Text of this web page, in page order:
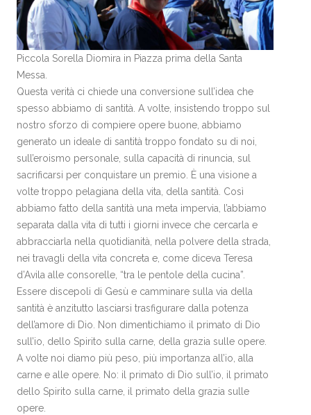
Piccola Sorella Diomira in Piazza prima della Santa
Messa.
Questa verità ci chiede una conversione sull’idea che
spesso abbiamo di santità. A volte, insistendo troppo sul
nostro sforzo di compiere opere buone, abbiamo
generato un ideale di santità troppo fondato su di noi,
sull’eroismo personale, sulla capacità di rinuncia, sul
sacrificarsi per conquistare un premio. È una visione a
volte troppo pelagiana della vita, della santità. Così
abbiamo fatto della santità una meta impervia, l’abbiamo
separata dalla vita di tutti i giorni invece che cercarla e
abbracciarla nella quotidianità, nella polvere della strada,
nei travagli della vita concreta e, come diceva Teresa
d’Avila alle consorelle, “tra le pentole della cucina”.
Essere discepoli di Gesù e camminare sulla via della
santità è anzitutto lasciarsi trasfigurare dalla potenza
dell’amore di Dio. Non dimentichiamo il primato di Dio
sull’io, dello Spirito sulla carne, della grazia sulle opere.
A volte noi diamo più peso, più importanza all’io, alla
carne e alle opere. No: il primato di Dio sull’io, il primato
dello Spirito sulla carne, il primato della grazia sulle
opere.